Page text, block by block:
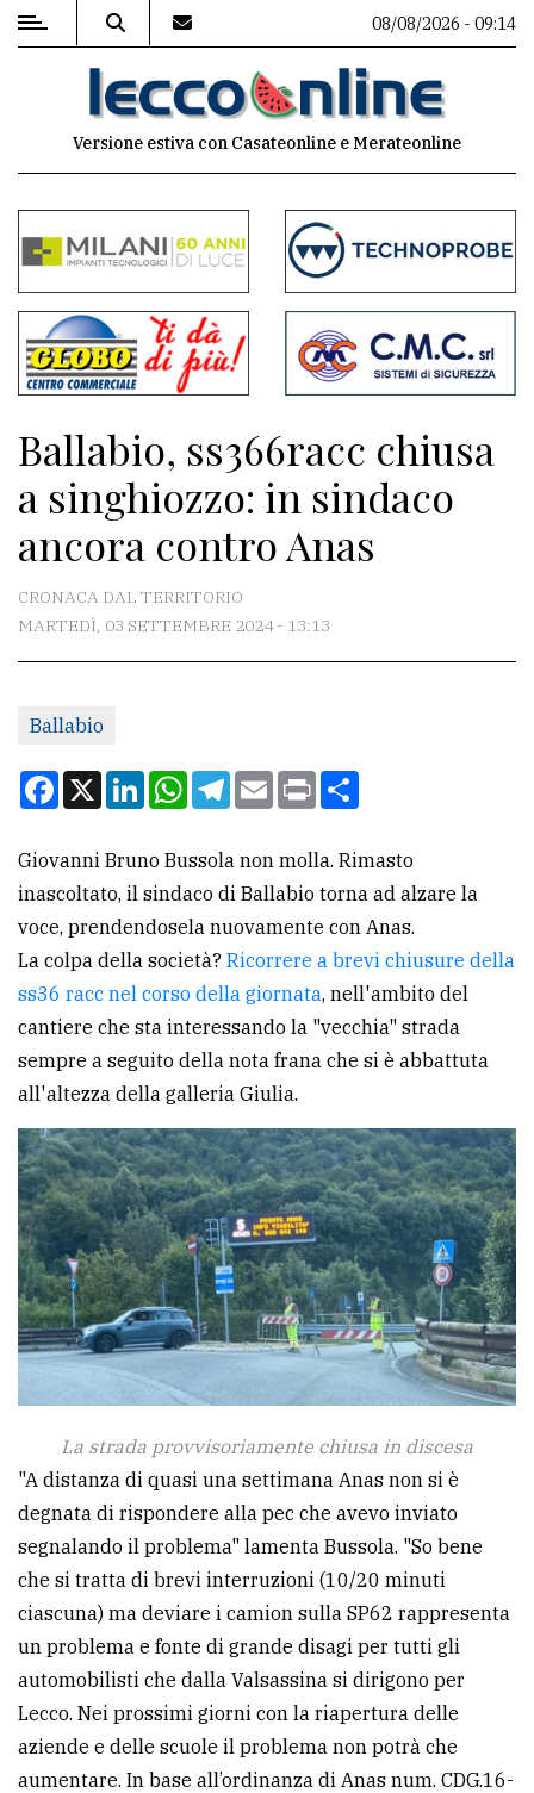
MENU
commenti
Contenuti
del
sito
Meteo
CONTATTI
La
redazione
Per
tua
CERCA
Cerca
per
comune
Ricerca
avanzata
LE
ALTRE
TESTATE
Privacy
policy
Cookie
policy
08/08/2026 - 09:14
Versione estiva con Casateonline e Merateonline
Ballabio, ss366racc chiusa
a singhiozzo: in sindaco
ancora contro Anas
CRONACA DAL TERRITORIO
MARTEDÌ, 03 SETTEMBRE 2024 - 13:13
Ballabio
Facebook
X LinkedInWhatsApp
Telegram
EmailPrint
Giovanni Bruno Bussola non molla. Rimasto
inascoltato, il sindaco di Ballabio torna ad alzare la
voce, prendendosela nuovamente con Anas.
La colpa della società? Ricorrere a brevi chiusure della
ss36 racc nel corso della giornata, nell'ambito del
cantiere che sta interessando la "vecchia" strada
sempre a seguito della nota frana che si è abbattuta
all'altezza della galleria Giulia.
La strada provvisoriamente chiusa in discesa
"A distanza di quasi una settimana Anas non si è
degnata di rispondere alla pec che avevo inviato
segnalando il problema" lamenta Bussola. "So bene
che si tratta di brevi interruzioni (10/20 minuti
ciascuna) ma deviare i camion sulla SP62 rappresenta
un problema e fonte di grande disagi per tutti gli
automobilisti che dalla Valsassina si dirigono per
Lecco. Nei prossimi giorni con la riapertura delle
aziende e delle scuole il problema non potrà che
aumentare. In base all’ordinanza di Anas num. CDG.16-